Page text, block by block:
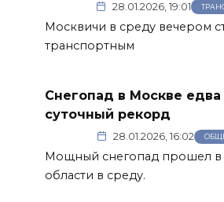
28.01.2026, 19:01
Москвичи в среду вечером
транспортным
Снегопад в Москве
суточный рекорд
28.01.2026, 16:02
Мощный снегопад прошел в
области в среду.